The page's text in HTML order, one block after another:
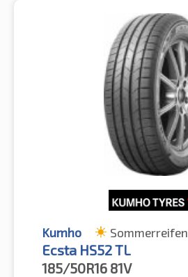
Kumho Sommerreifen
Ecsta HS52 TL
185/50R16 81V